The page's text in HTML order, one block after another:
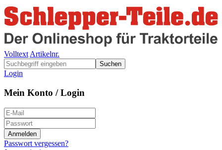
Volltext Artikelnr.
Suchen
Login
Mein Konto / Login
Passwort vergessen?